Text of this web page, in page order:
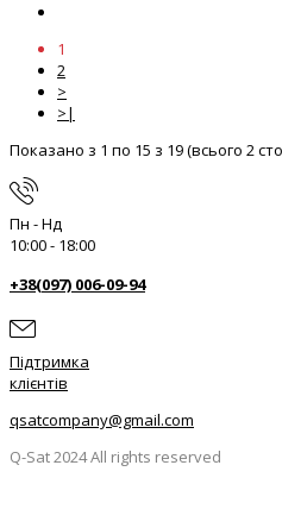
1
2
>
>|
Показано з 1 по 15 з 19 (всього 2
Пн - Нд
10:00 - 18:00
+38(097) 006-09-94
Підтримка
клієнтів
qsatcompany@gmail.com
Q-Sat 2024 All rights reserved